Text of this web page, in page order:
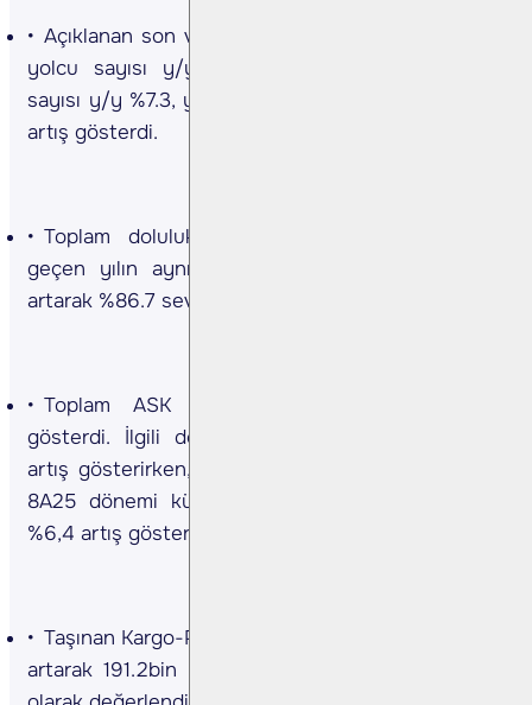
Açıklanan son verilerle 8A25 döneminde toplam
yolcu sayısı y/y %5,8 arttı. Uluslararası yolcu
sayısı y/y %7.3, yurt içi yolcu sayısı ise y/y %3.0
artış gösterdi.
Toplam doluluk oranı (LF) Ağustos 2025'te
geçen yılın aynı dönemine göre 88 baz puan
artarak %86.7 seviyesinde gerçekleşti.
Toplam ASK Ağustos 2025’te %8,2 artış
gösterdi. İlgili dönemde Uluslararası ASK %6.9
artış gösterirken,Yurtiçi ASK %20.1 artış gösterdi.
8A25 dönemi kümülatif veride toplam ASK y/y
%6,4 artış gösterdi.
Taşınan Kargo-Posta Ağustos 2025’te y/y %10,5
artarak 191.2bin ton seviyesine yükseldi.